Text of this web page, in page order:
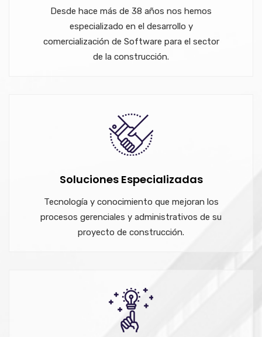
Desde hace más de 38 años nos hemos
especializado en el desarrollo y
comercialización de Software para el sector
de la construcción.
Soluciones Especializadas
Tecnología y conocimiento que mejoran los
procesos gerenciales y administrativos de su
proyecto de construcción.